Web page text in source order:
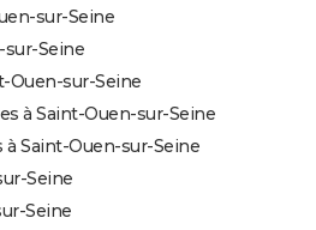
sur-Seine
sur-Seine
Ouen-sur-Seine
à Saint-Ouen-sur-Seine
Saint-Ouen-sur-Seine
Seine
Seine